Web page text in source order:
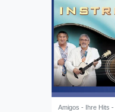
Amigos - Ihre Hits